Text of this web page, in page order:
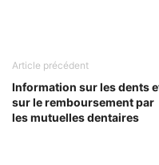
Article précédent
Information sur les dents
sur le remboursement par
les mutuelles dentaires